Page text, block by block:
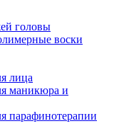
головы
воски
лица
маникюра и
парафинотерапии